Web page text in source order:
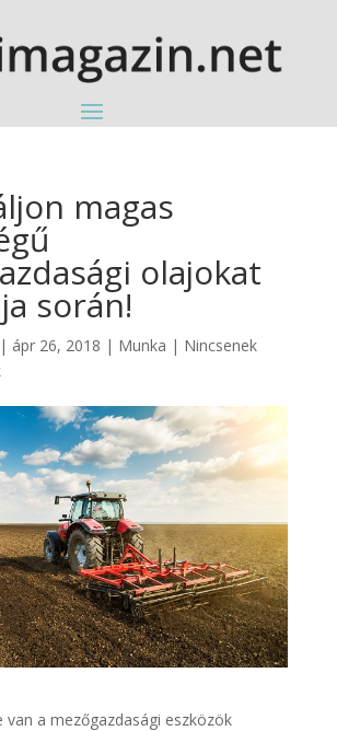
magas
olajokat
során!
| ápr 26, 2018 | Munka | Nincsenek
van a mezőgazdasági eszközök